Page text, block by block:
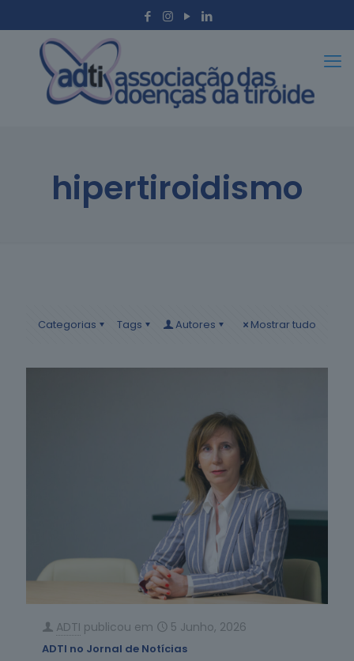
hipertiroidismo
Categorias Tags Autores Mostrar tudo
ADTI publicou em 5 Junho, 2026
ADTI no Jornal de Notícias